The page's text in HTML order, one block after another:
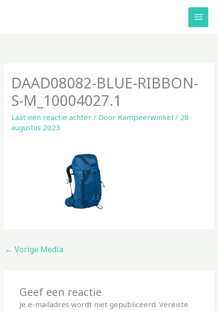
DAAD08082-BLUE-RIBBON-
S-M_10004027.1
Laat een reactie achter / Door Kampeerwinkel/ 28
augustus 2023
← Vorige Media
Geef een reactie
Je e-mailadres wordt niet gepubliceerd. Vereiste